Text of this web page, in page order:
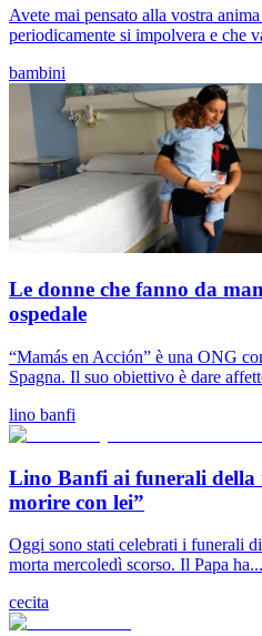
Avete mai pensato alla vostra
periodicamente si impolvera e che
bambini
Le donne che fanno da
ospedale
“Mamás en Acción” è una ONG
Spagna. Il suo obiettivo è dare
lino banfi
Lino Banfi ai funerali della
morire con lei”
Oggi sono stati celebrati i funerali
morta mercoledì scorso. Il Papa ha...
cecita